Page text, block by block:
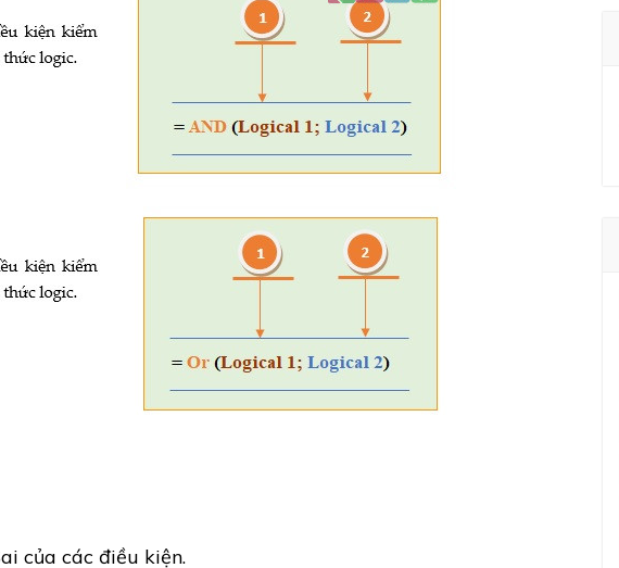
của các điều kiện.